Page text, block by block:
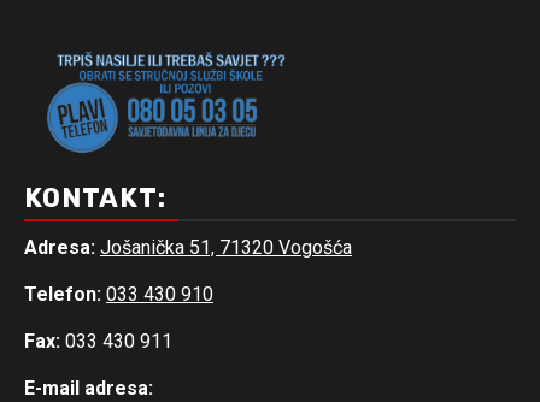
KONTAKT:
Adresa: Jošanička 51, 71320 Vogošća
Telefon: 033 430 910
Fax: 033 430 911
E-mail adresa: